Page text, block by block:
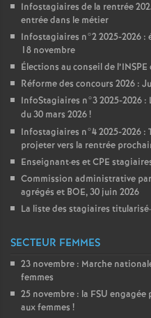
Infostagiaires de la rentrée
entrée dans le métier
Infostagiaires n°2 2025-2026 :
18 novembre
Élections au conseil de l’INSPE
Réforme des concours 2026 :
InfoStagiaires n°3 2025-2026 :
du 30 mars 2026!
Infostagiaires n°4 2025-2026
projeter vers la rentrée
Enseignant·es etCPE
Commission administrative
agrégés et BOE, 30 juin 2026
La liste des stagiaires titularisé·
SECTEUR FEMMES
23 novembre : Marche
femmes
25 novembre : la FSU engagée
aux femmes !